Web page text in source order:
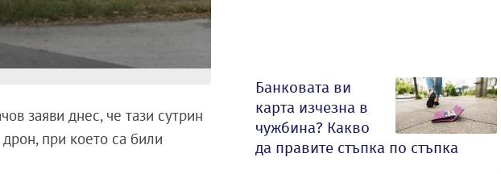
заяви днес, че тази сутрин
при което са били
Банковата ви
карта изчезна в
чужбина? Какво
да правите стъпка по стъпка